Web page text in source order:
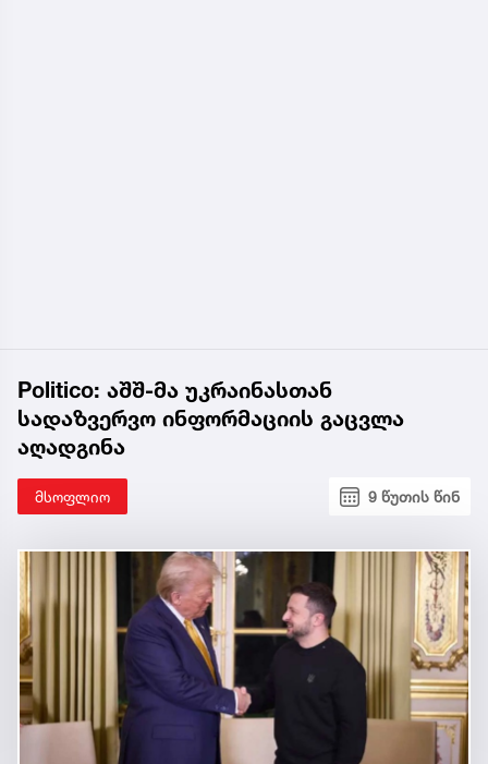
Politico: აშშ-მა უკრაინასთან
სადაზვერვო ინფორმაციის გაცვლა
აღადგინა
მსოფლიო 9 წუთის წინ